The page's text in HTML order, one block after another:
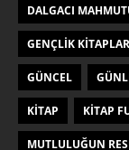
DALGACI
GENÇLIK
GÜNCEL
KITAP KITAP
MUTLULUĞUN